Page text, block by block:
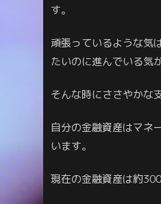
す。
頑張っているような気
たいのに進んでいる気
そんな時にささやかな
自分の金融資産はマネ
います。
現在の金融資産は約